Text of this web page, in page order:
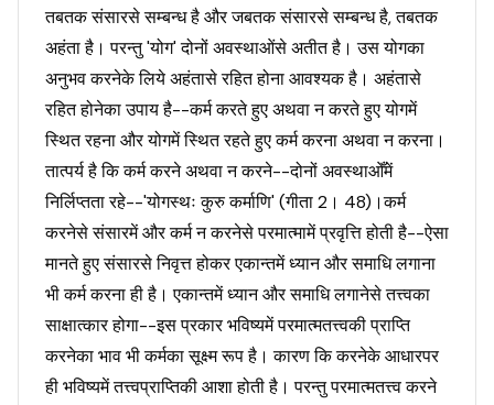
तबतक संसारसे सम्बन्ध है और जबतक संसारसे सम्बन्ध है, तबतक
अहंता है। परन्तु 'योग' दोनों अवस्थाओंसे अतीत है। उस योगका
अनुभव करनेके लिये अहंतासे रहित होना आवश्यक है। अहंतासे
रहित होनेका उपाय है--कर्म करते हुए अथवा न करते हुए योगमें
स्थित रहना और योगमें स्थित रहते हुए कर्म करना अथवा न करना।
तात्पर्य है कि कर्म करने अथवा न करने--दोनों अवस्थाओँमें
निर्लिप्तता रहे--'योगस्थः कुरु कर्माणि' (गीता 2। 48)।कर्म
करनेसे संसारमें और कर्म न करनेसे परमात्मामें प्रवृत्ति होती है--ऐसा
मानते हुए संसारसे निवृत्त होकर एकान्तमें ध्यान और समाधि लगाना
भी कर्म करना ही है। एकान्तमें ध्यान और समाधि लगानेसे तत्त्वका
साक्षात्कार होगा--इस प्रकार भविष्यमें परमात्मतत्त्वकी प्राप्ति
करनेका भाव भी कर्मका सूक्ष्म रूप है। कारण कि करनेके आधारपर
ही भविष्यमें तत्त्वप्राप्तिकी आशा होती है। परन्तु परमात्मतत्त्व करने